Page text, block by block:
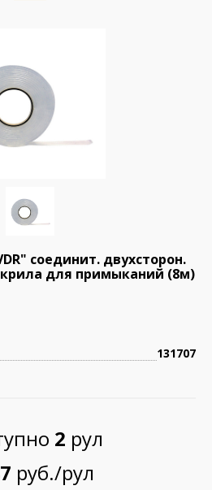
соединит. двухсторон.
для примыканий (8м)
131707
2 рул
руб./рул